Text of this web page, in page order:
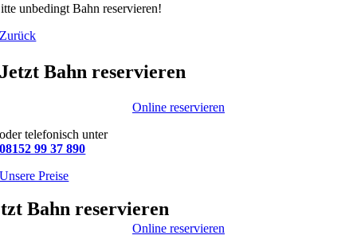
unbedingt Bahn reservieren!
Zurück
Jetzt Bahn reservieren
Online reservieren
oder telefonisch unter
08152 99 37 890
Unsere Preise
Bahn reservieren
Online reservieren